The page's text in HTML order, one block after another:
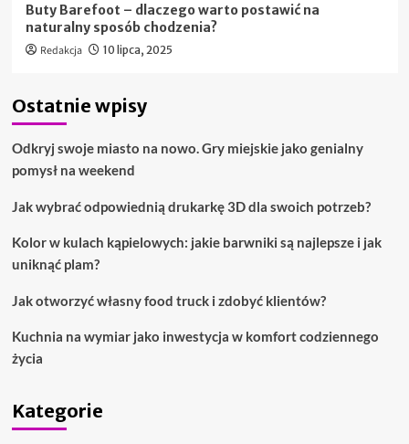
Buty Barefoot – dlaczego warto postawić na
naturalny sposób chodzenia?
Redakcja 10 lipca, 2025
Ostatnie wpisy
Odkryj swoje miasto na nowo. Gry miejskie jako genialny
pomysł na weekend
Jak wybrać odpowiednią drukarkę 3D dla swoich potrzeb?
Kolor w kulach kąpielowych: jakie barwniki są najlepsze i jak
uniknąć plam?
Jak otworzyć własny food truck i zdobyć klientów?
Kuchnia na wymiar jako inwestycja w komfort codziennego
życia
Kategorie